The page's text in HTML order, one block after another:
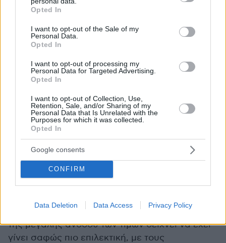
grant or deny consent to Google and its third-party tags to
use your data for below specified purposes in below Google
consent section.
Opted In
I want to opt-out of the Sale of my
Personal Data.
Opted In
I want to opt-out of processing my
Personal Data for Targeted Advertising.
Opted In
I want to opt-out of Collection, Use,
Retention, Sale, and/or Sharing of my
Personal Data that Is Unrelated with the
Purposes for which it was collected.
Opted In
Google consents
CONFIRM
Data Deletion Data Access Privacy Policy
σπίτι σε καλύτερες τιμές. Η Αθηναϊκή Ριβιέρα
είναι η πιο έντονα διεθνοποιημένη ζώνη σε όλη
την Αττική, ενώ το κέντρο της Αθήνας η πιο
«επενδυτική».
Σε αυτή τη συγκυρία, η αγορά λόγω ακριβώς
της μεγάλης ανόδου των τιμών δείχνει να έχει
γίνει σαφώς πιο επιλεκτική, με τους